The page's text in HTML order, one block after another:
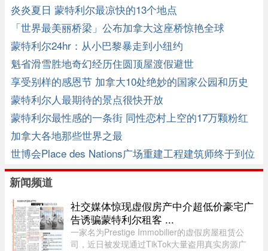
炎炎夏日 蒙特利尔最凉快的13个地点
「世界最美丽桥梁」公布加拿大这座桥惊艳全球
蒙特利尔24hr：从小巴黎暴走到小纽约
魁省滑雪胜地奇幻经历住圆顶屋渡假避世
享受别样的感恩节 加拿大10处绝妙的国家公园和历史
遗址
蒙特利尔人最期待的景点很快开放
蒙特利尔最性感的一条街 同性恋村上空的17万颗粉红
小球
加拿大各地那些世界之最
世博会Place des Nations广场重建工程建筑师终于到位
新闻频道
社交媒体惊现虚假房产中介超低价豪宅广
告诱骗蒙特利尔租客 ...
一家名为Prestige Immobilier的虚假房屋租赁公
司，近日被发现通过TikTok大量盗用真实房源广